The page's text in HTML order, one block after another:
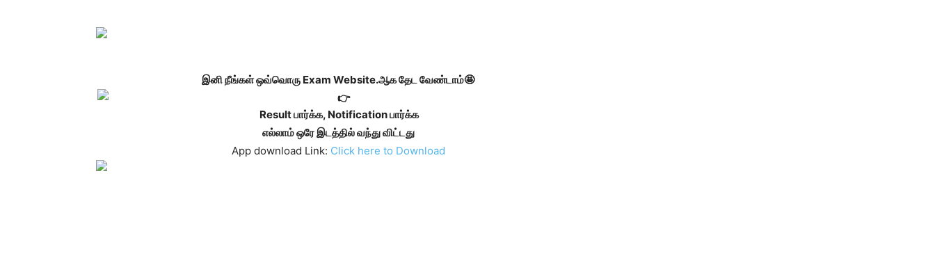
இனி நீங்கள் ஒவ்வொரு Exam Website.ஆக தேட வேண்டாம்🤩
Result பார்க்க, Notification பார்க்க
எல்லாம் ஒரே இடத்தில் வந்து விட்டது
App download Link: Click here to Download